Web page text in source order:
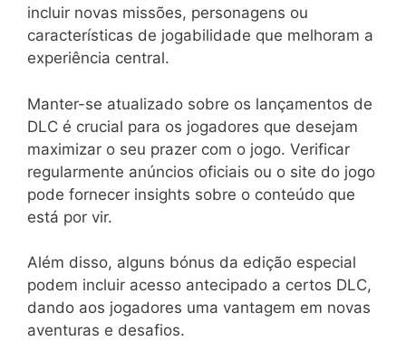
incluir novas missões, personagens ou
características de jogabilidade que melhoram a
experiência central.
Manter-se atualizado sobre os lançamentos de
DLC é crucial para os jogadores que desejam
maximizar o seu prazer com o jogo. Verificar
regularmente anúncios oficiais ou o site do jogo
pode fornecer insights sobre o conteúdo que
está por vir.
Além disso, alguns bónus da edição especial
podem incluir acesso antecipado a certos DLC,
dando aos jogadores uma vantagem em novas
aventuras e desafios.